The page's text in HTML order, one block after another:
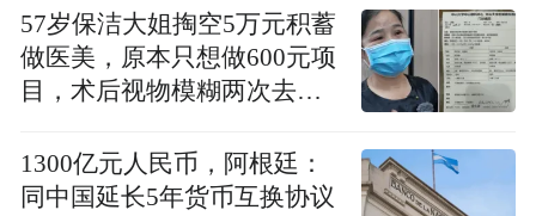
克林篮网队，进一步提升了华人在NBA中的
影响力；如今，新一代中国球员杨瀚森、曾
凡博等球员不断在NBA崭露锋芒，而何猷君
又成为凯尔特人的共同所有人……越来越多
的中国面孔正在NBA占有一席之地。
57岁保洁大姐掏空5万元积蓄
做医美，原本只想做600元项
目，术后视物模糊两次去医
1300亿元人民币，阿根廷：
同中国延长5年货币互换协议